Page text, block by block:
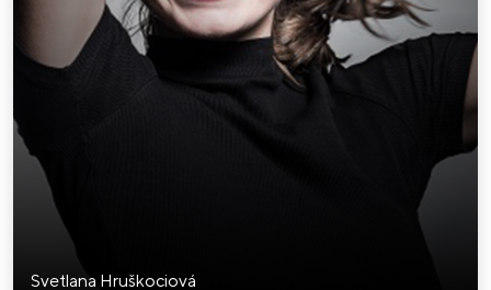
Svetlana Hruškociová